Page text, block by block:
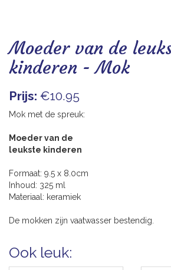
Moeder van de
kinderen - Mok
Prijs: €10.95
Mok met de spreuk:
Moeder van de
leukste kinderen
Formaat: 9.5 x 8.0cm
Inhoud: 325 ml
Materiaal: keramiek
De mokken zijn vaatwasser bestendig.
Ook leuk: